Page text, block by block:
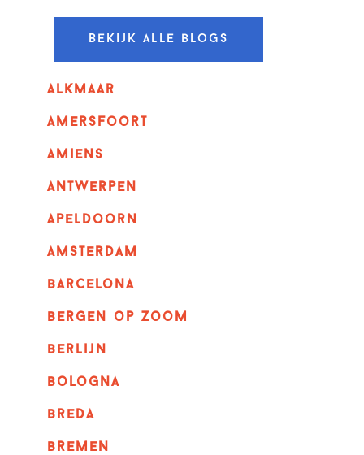
Bekijk alle blogs
alkmaar
amersfoort
amiens
Antwerpen
apeldoorn
Amsterdam
barcelona
bergen op zoom
berlijn
bologna
breda
bremen